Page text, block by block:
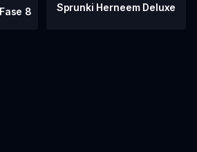
8 Sprunki Herneem Deluxe